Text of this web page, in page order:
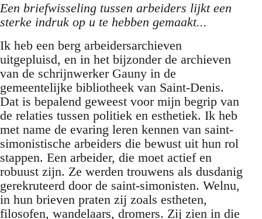
Een briefwisseling tussen arbeiders lijkt een
sterke indruk op u te hebben gemaakt...
Ik heb een berg arbeidersarchieven
uitgepluisd, en in het bijzonder de archieven
van de schrijnwerker Gauny in de
gemeentelijke bibliotheek van Saint-Denis.
Dat is bepalend geweest voor mijn begrip van
de relaties tussen politiek en esthetiek. Ik heb
met name de evaring leren kennen van saint-
simonistische arbeiders die bewust uit hun rol
stappen. Een arbeider, die moet actief en
robuust zijn. Ze werden trouwens als dusdanig
gerekruteerd door de saint-simonisten. Welnu,
in hun brieven praten zij zoals estheten,
filosofen, wandelaars, dromers. Zij zien in die